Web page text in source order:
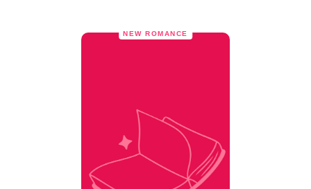
NEW ROMANCE